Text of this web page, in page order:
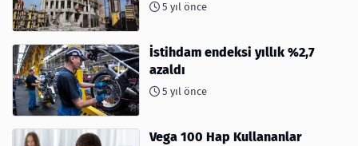
5 yıl önce
İstihdam endeksi yıllık %2,7
azaldı
5 yıl önce
Vega 100 Hap Kullananlar